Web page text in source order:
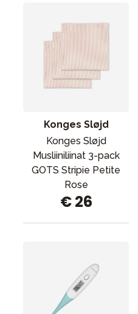
Konges Sløjd
Konges Sløjd
Musliiniliinat 3-pack
GOTS Stripie Petite
Rose
€ 26